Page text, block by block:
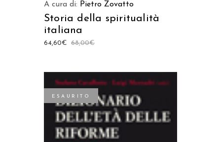
A cura di: Pietro Zovatto
Storia della spiritualità
italiana
68,00€
64,60€
ESAURITO